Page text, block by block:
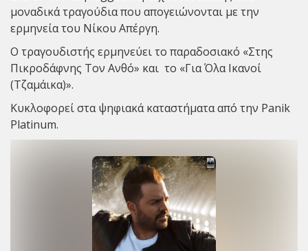
μοναδικά τραγούδια που απογειώνονται με την
ερμηνεία του Νίκου Απέργη.
Ο τραγουδιστής ερμηνεύει το παραδοσιακό «Στης
Πικροδάφνης Τον Ανθό» και το «Για Όλα Ικανοί
(Τζαμάικα)».
Κυκλοφορεί στα ψηφιακά καταστήματα από την Panik
Platinum.